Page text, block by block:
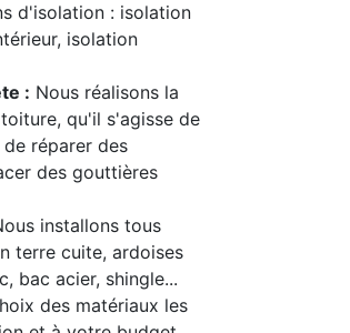
d'isolation : isolation
isolation
: Nous réalisons la
qu'il s'agisse de
réparer des
des gouttières
installons tous
terre cuite, ardoises
bac acier, shingle...
des matériaux les